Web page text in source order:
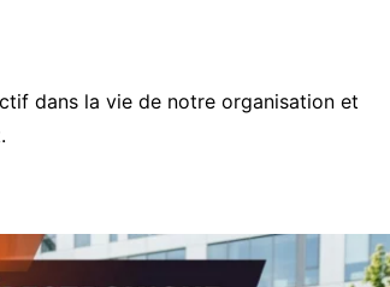
dans la vie de notre organisation et